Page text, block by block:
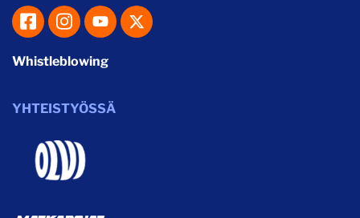
Whistleblowing
YHTEISTYÖSSÄ